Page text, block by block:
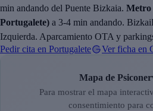
min andando del Puente Bizkaia. Metro
Portugalete) a 3-4 min andando.
Izquierda. Aparcamiento OTA y
Pedir cita en Portugalete
Ver ficha en
Mapa de
Para mostrar el mapa
consentimiento para